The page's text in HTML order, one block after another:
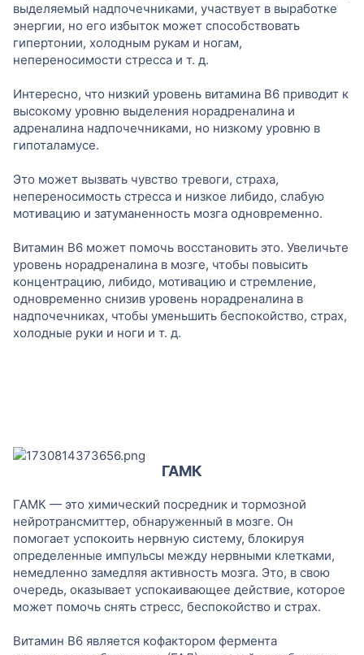
выделяемый надпочечниками, участвует в выработке
энергии, но его избыток может способствовать
гипертонии, холодным рукам и ногам,
непереносимости стресса и т. д.
Интересно, что низкий уровень витамина B6 приводит к
высокому уровню выделения норадреналина и
адреналина надпочечниками, но низкому уровню в
гипоталамусе.
Это может вызвать чувство тревоги, страха,
непереносимость стресса и низкое либидо, слабую
мотивацию и затуманенность мозга одновременно.
Витамин B6 может помочь восстановить это. Увеличьте
уровень норадреналина в мозге, чтобы повысить
концентрацию, либидо, мотивацию и стремление,
одновременно снизив уровень норадреналина в
надпочечниках, чтобы уменьшить беспокойство, страх,
холодные руки и ноги и т. д.
ГАМК
ГАМК — это химический посредник и тормозной
нейротрансмиттер, обнаруженный в мозге. Он
помогает успокоить нервную систему, блокируя
определенные импульсы между нервными клетками,
немедленно замедляя активность мозга. Это, в свою
очередь, оказывает успокаивающее действие, которое
может помочь снять стресс, беспокойство и страх.
Витамин B6 является кофактором фермента